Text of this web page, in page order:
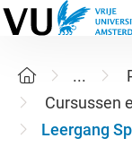
...
Cursussen
Leergang